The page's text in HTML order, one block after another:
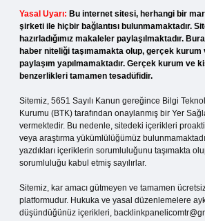
Yasal Uyarı: Bu internet sitesi, herhangi bir
şirketi ile hiçbir bağlantısı bulunmamaktadır.
hazırladığımız makaleler paylaşılmaktadır.
haber niteliği taşımamakta olup, gerçek kurum
paylaşım yapılmamaktadır. Gerçek kurum ve
benzerlikleri tamamen tesadüfidir.
Sitemiz, 5651 Sayılı Kanun gereğince Bilgi
Kurumu (BTK) tarafından onaylanmış bir Yer
vermektedir. Bu nedenle, sitedeki içerikleri
veya araştırma yükümlülüğümüz
yazdıkları içeriklerin sorumluluğunu taşımakta
sorumluluğu kabul etmiş sayılırlar.
Sitemiz, kar amacı gütmeyen ve tamamen
platformudur. Hukuka ve yasal düzenlemelere
düşündüğünüz içerikleri,